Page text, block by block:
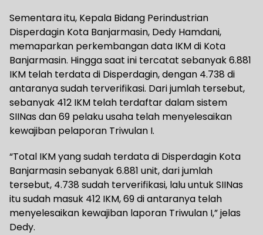
Sementara itu, Kepala Bidang Perindustrian
Disperdagin Kota Banjarmasin, Dedy Hamdani,
memaparkan perkembangan data IKM di Kota
Banjarmasin. Hingga saat ini tercatat sebanyak 6.881
IKM telah terdata di Disperdagin, dengan 4.738 di
antaranya sudah terverifikasi. Dari jumlah tersebut,
sebanyak 412 IKM telah terdaftar dalam sistem
SIINas dan 69 pelaku usaha telah menyelesaikan
kewajiban pelaporan Triwulan I.
“Total IKM yang sudah terdata di Disperdagin Kota
Banjarmasin sebanyak 6.881 unit, dari jumlah
tersebut, 4.738 sudah terverifikasi, lalu untuk SIINas
itu sudah masuk 412 IKM, 69 di antaranya telah
menyelesaikan kewajiban laporan Triwulan I,” jelas
Dedy.